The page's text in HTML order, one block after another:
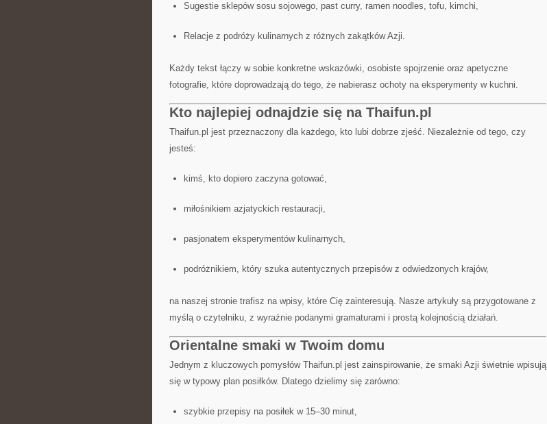
Sugestie sklepów sosu sojowego, past curry, ramen noodles, tofu, kimchi,
Relacje z podróży kulinarnych z różnych zakątków Azji.
Każdy tekst łączy w sobie konkretne wskazówki, osobiste spojrzenie oraz apetyczne
fotografie, które doprowadzają do tego, że nabierasz ochoty na eksperymenty w kuchni.
Kto najlepiej odnajdzie się na Thaifun.pl
Thaifun.pl jest przeznaczony dla każdego, kto lubi dobrze zjeść. Niezależnie od tego, czy
jesteś:
kimś, kto dopiero zaczyna gotować,
miłośnikiem azjatyckich restauracji,
pasjonatem eksperymentów kulinarnych,
podróżnikiem, który szuka autentycznych przepisów z odwiedzonych krajów,
na naszej stronie trafisz na wpisy, które Cię zainteresują. Nasze artykuły są przygotowane z
myślą o czytelniku, z wyraźnie podanymi gramaturami i prostą kolejnością działań.
Orientalne smaki w Twoim domu
Jednym z kluczowych pomysłów Thaifun.pl jest zainspirowanie, że smaki Azji świetnie wpisują
się w typowy plan posiłków. Dlatego dzielimy się zarówno:
szybkie przepisy na posiłek w 15–30 minut,